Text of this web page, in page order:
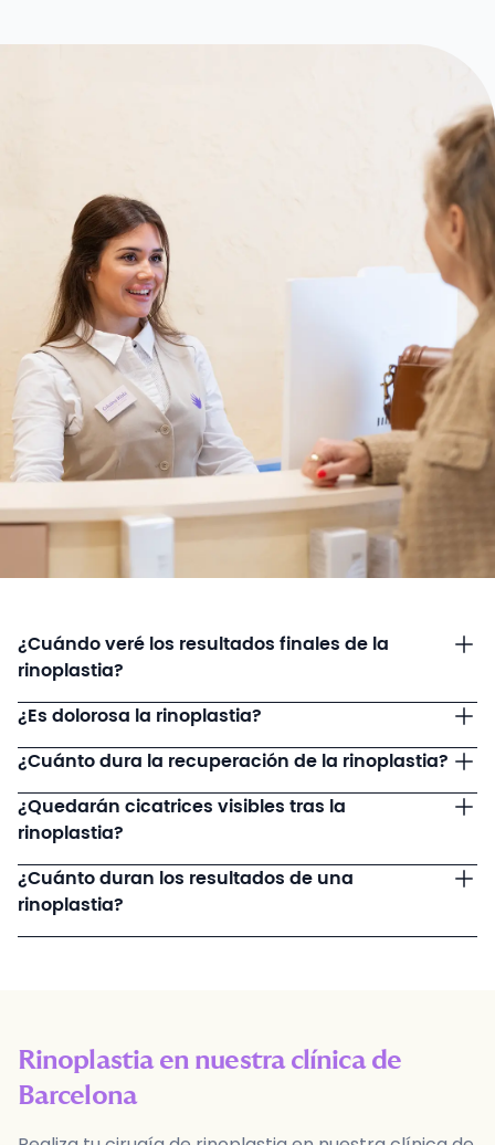
¿Cuándo veré los resultados finales de la
rinoplastia?
¿Es dolorosa la rinoplastia?
¿Cuánto dura la recuperación de la rinoplastia?
¿Quedarán cicatrices visibles tras la
rinoplastia?
¿Cuánto duran los resultados de una
rinoplastia?
Rinoplastiaen nuestra clínica de
Barcelona